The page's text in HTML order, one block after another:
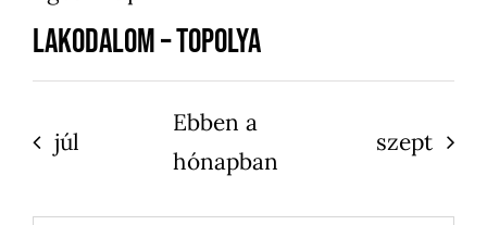
Lakodalom – Topolya
júl
Ebben a
hónapban
szept